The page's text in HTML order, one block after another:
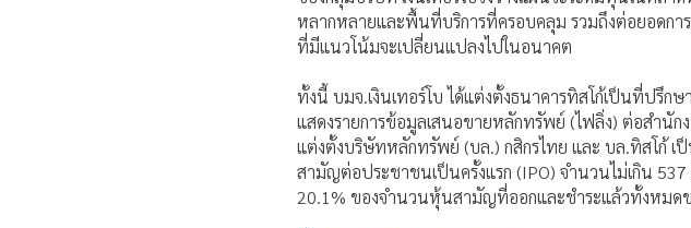
หลากหลายและพื้นที่บริการที่ครอบคลุม รวมถึงต่อยอดก
ที่มีแนวโน้มจะเปลี่ยนแปลงไปในอนาคต
ทั้งนี้ บมจ.เงินเทอร์โบ ได้แต่งตั้งธนาคารทิสโก้เป็นที่ปรึ
แสดงรายการข้อมูลเสนอขายหลักทรัพย์ (ไฟลิ่ง) ต่อสำนั
แต่งตั้งบริษัทหลักทรัพย์ (บล.) กสิกรไทย และ บล.ทิสโก้ เ
สามัญต่อประชาชนเป็นครั้งแรก (IPO) จำนวนไม่เกิน
20.1% ของจำนวนหุ้นสามัญที่ออกและชำระแล้วทั้งหม